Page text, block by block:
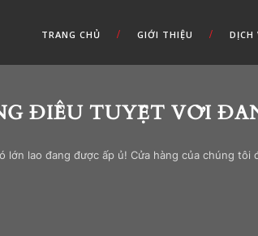
TRANG CHỦ GIỚI THIỆU DỊCH
ĐIỀU TUYỆT VỜI
lớn lao đang được ấp ủ! Cửa hàng của chúng tôi